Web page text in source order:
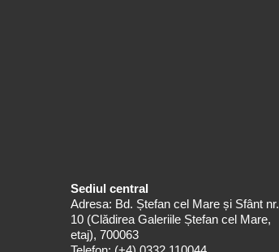
Sediul central
Adresa: Bd. Ștefan cel Mare și Sfânt nr.
10 (Clădirea Galeriile Ștefan cel Mare,
etaj), 700063